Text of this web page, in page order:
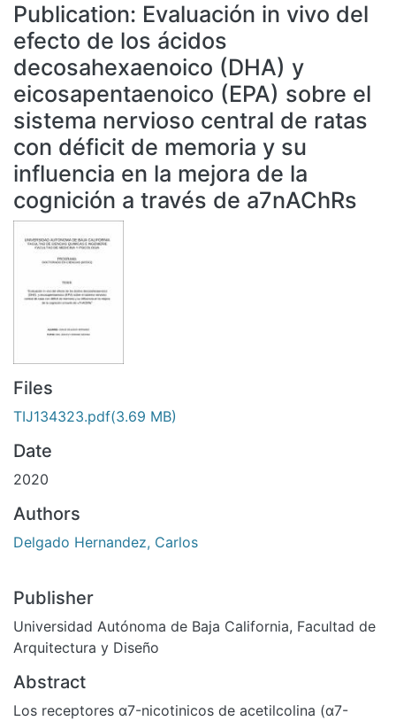
All of DSpace
Statistics
Bibliotecas
Publication: Evaluación in vivo del
efecto de los ácidos
decosahexaenoico (DHA) y
eicosapentaenoico (EPA) sobre el
sistema nervioso central de ratas
con déficit de memoria y su
influencia en la mejora de la
cognición a través de a7nAChRs
Files
TIJ134323.pdf(3.69 MB)
Date
2020
Authors
Delgado Hernandez, Carlos
Publisher
Universidad Autónoma de Baja California, Facultad de
Arquitectura y Diseño
Abstract
Los receptores α7-nicotinicos de acetilcolina (α7-